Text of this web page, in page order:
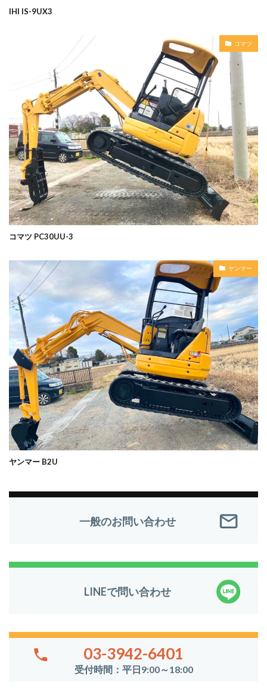
IHI IS-9UX3
コマツ
コマツ PC30UU-3
ヤンマー
ヤンマー B2U
一般のお問い合わせ
LINEで問い合わせ
03-3942-6401
受付時間：平日9:00～18:00